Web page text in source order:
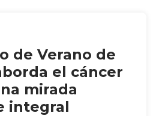
de Verano de
el cáncer
mirada
integral